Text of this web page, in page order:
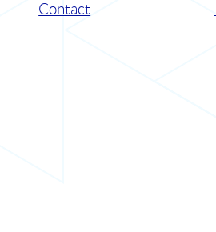
Contact